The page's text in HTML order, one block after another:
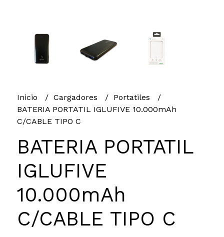
Inicio Cargadores
Portatiles
BATERIA PORTATIL IGLUFIVE 10.000mAh
C/CABLE TIPO C
BATERIA PORTATIL
IGLUFIVE
10.000mAh
C/CABLE TIPO C